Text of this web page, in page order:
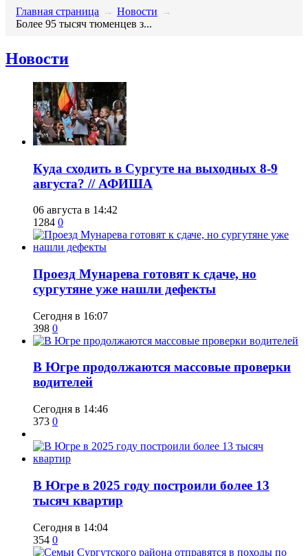
Главная страница → Новости →
​Более 95 тысяч тюменцев з...
Новости
​Куда сходить в Сургуте на выходных 8-9
августа? // АФИША
06 августа в 14:42
1284 0
​Проезд Мунарева готовят к сдаче, но
сургутяне уже нашли дефекты
Сегодня в 16:07
398 0
​В Югре продолжаются массовые проверки
водителей
Сегодня в 14:46
373 0
​В Югре в 2025 году построили более 13
тысяч квартир
Сегодня в 14:04
354 0